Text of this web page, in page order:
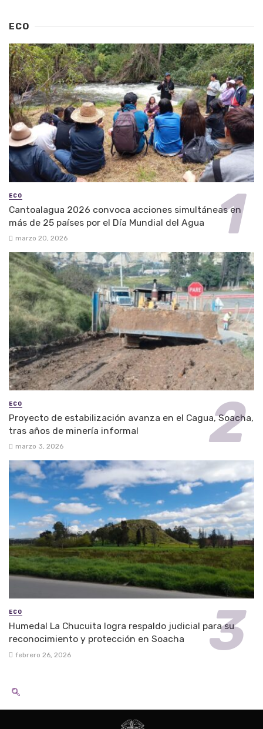
ECO
ECO
Cantoalagua 2026 convoca acciones simultáneas en
más de 25 países por el Día Mundial del Agua
marzo 20, 2026
ECO
Proyecto de estabilización avanza en el Cagua, Soacha,
tras años de minería informal
marzo 3, 2026
ECO
Humedal La Chucuita logra respaldo judicial para su
reconocimiento y protección en Soacha
febrero 26, 2026